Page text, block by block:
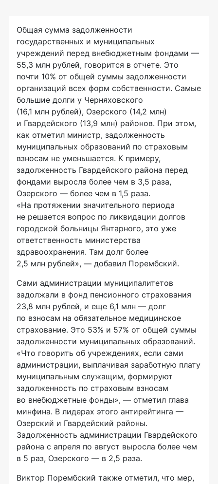
Общая сумма задолженности
государственных и муниципальных
учреждений перед внебюджетным фондами —
55,3 млн рублей, говорится в отчете. Это
почти 10% от общей суммы задолженности
организаций всех форм собственности. Самые
большие долги у Черняховского
(16,1 млн рублей), Озерского (14,2 млн)
и Гвардейского (13,9 млн) районов. При этом,
как отметил министр, задолженность
муниципальных образований по страховым
взносам не уменьшается. К примеру,
задолженность Гвардейского района перед
фондами выросла более чем в 3,5 раза,
Озерского — более чем в 1,5 раза.
«На протяжении значительного периода
не решается вопрос по ликвидации долгов
городской больницы Янтарного, это уже
ответственность министерства
здравоохранения. Там долг более
2,5 млн рублей», — добавил Порембский.
Сами администрации муниципалитетов
задолжали в фонд пенсионного страхования
23,8 млн рублей, и еще 6,1 млн — долг
по взносам на обязательное медицинское
страхование. Это 53% и 57% от общей суммы
задолженности муниципальных образований.
«Что говорить об учреждениях, если сами
администрации, выплачивая заработную плату
муниципальным служащим, формируют
задолженность по страховым взносам
во внебюджетные фонды», — отметил глава
минфина. В лидерах этого антирейтинга —
Озерский и Гвардейский районы.
Задолженность администрации Гвардейского
района с апреля по август выросла более чем
в 5 раз, Озерского — в 2,5 раза.
Виктор Порембский также отметил, что мер,